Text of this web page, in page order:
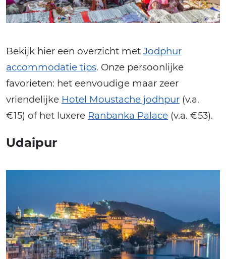
Bekijk hier een overzicht met Jodphur
accommodatie tips. Onze persoonlijke
favorieten: het eenvoudige maar zeer
vriendelijke Hotel Moustache jodhpur (v.a.
€15) of het luxere Ranbanka Palace (v.a. €53).
Udaipur